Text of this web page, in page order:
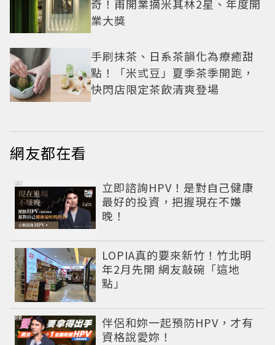
奇！甫開業摘米其林2星、年度開
業大獎
手刷抹茶、日系茶韻化為療癒甜
點！「米弎豆」夏季茶季開跑，
快閃店限定茶飲清爽登場
網友都在看
立即諮詢HPV！是對自己健康
最好的投資，把握現在不嫌
晚！
PR
LOPIA真的要來新竹！竹北明
年2月先開 網友敲碗「這地
點」
伴侶和妳一起預防HPV，才有
資格說愛妳！
PR